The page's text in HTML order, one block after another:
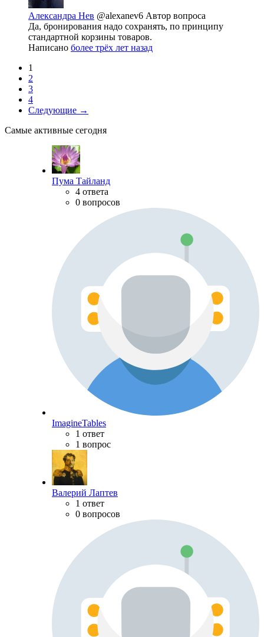
Александра Нев @alexanev6 Автор вопроса
Да, бронирования надо сохранять, по принципу
стандартной корзины товаров.
Написано более трёх лет назад
1
2
3
4
Следующие →
Самые активные сегодня
Пума Тайланд
4 ответа
0 вопросов
ImagineTables
1 ответ
1 вопрос
Валерий Лаптев
1 ответ
0 вопросов